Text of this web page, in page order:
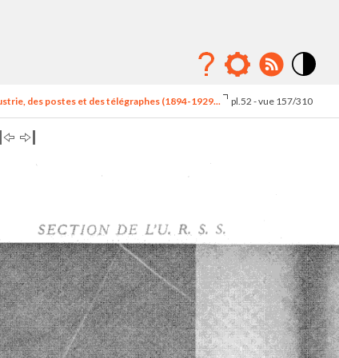
élévé
des postes et des télégraphes (1894-1929... pl.52 - vue 157/310